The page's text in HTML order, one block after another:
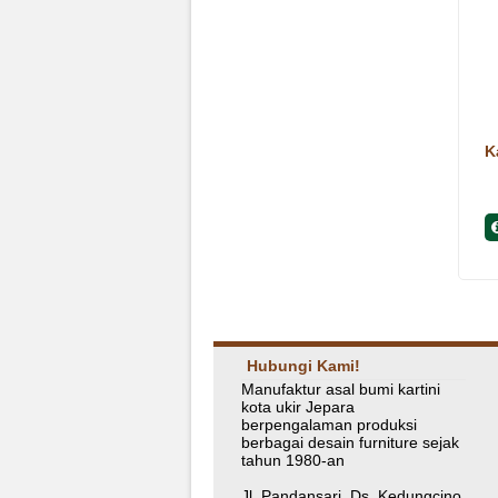
Hubungi Kami!
Manufaktur asal bumi kartini
kota ukir Jepara
berpengalaman produksi
berbagai desain furniture sejak
tahun 1980-an